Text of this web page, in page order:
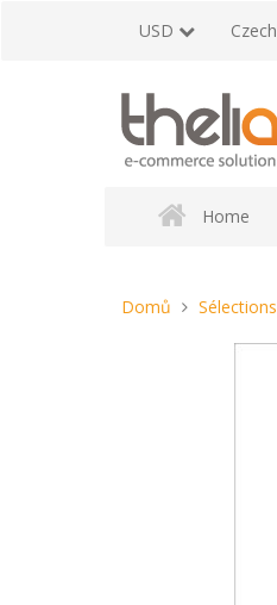
USD Czech
Home
Nacházíte
Domů Sélections